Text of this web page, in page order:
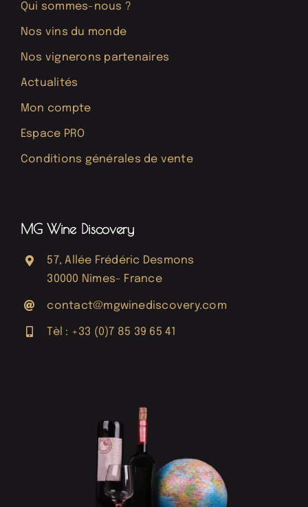
Qui sommes-nous ?
Nos vins du monde
Nos vignerons partenaires
Actualités
Mon compte
Espace PRO
Conditions générales de vente
MG Wine Discovery
57, Allée Frédéric Desmons
30000 Nîmes- France
contact@mgwinediscovery.com
Tèl : +33 (0)7 85 39 65 41